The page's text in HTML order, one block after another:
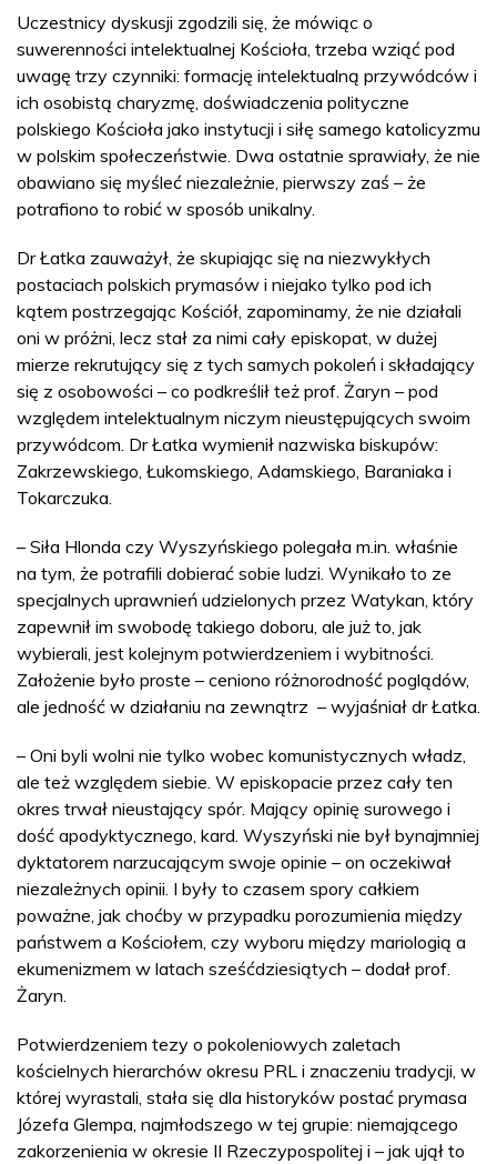
Uczestnicy dyskusji zgodzili się, że mówiąc o
suwerenności intelektualnej Kościoła, trzeba wziąć pod
uwagę trzy czynniki: formację intelektualną przywódców i
ich osobistą charyzmę, doświadczenia polityczne
polskiego Kościoła jako instytucji i siłę samego katolicyzmu
w polskim społeczeństwie. Dwa ostatnie sprawiały, że nie
obawiano się myśleć niezależnie, pierwszy zaś – że
potrafiono to robić w sposób unikalny.
Dr Łatka zauważył, że skupiając się na niezwykłych
postaciach polskich prymasów i niejako tylko pod ich
kątem postrzegając Kościół, zapominamy, że nie działali
oni w próżni, lecz stał za nimi cały episkopat, w dużej
mierze rekrutujący się z tych samych pokoleń i składający
się z osobowości – co podkreślił też prof. Żaryn – pod
względem intelektualnym niczym nieustępujących swoim
przywódcom. Dr Łatka wymienił nazwiska biskupów:
Zakrzewskiego, Łukomskiego, Adamskiego, Baraniaka i
Tokarczuka.
– Siła Hlonda czy Wyszyńskiego polegała m.in. właśnie
na tym, że potrafili dobierać sobie ludzi. Wynikało to ze
specjalnych uprawnień udzielonych przez Watykan, który
zapewnił im swobodę takiego doboru, ale już to, jak
wybierali, jest kolejnym potwierdzeniem i wybitności.
Założenie było proste – ceniono różnorodność poglądów,
ale jedność w działaniu na zewnątrz – wyjaśniał dr Łatka.
– Oni byli wolni nie tylko wobec komunistycznych władz,
ale też względem siebie. W episkopacie przez cały ten
okres trwał nieustający spór. Mający opinię surowego i
dość apodyktycznego, kard. Wyszyński nie był bynajmniej
dyktatorem narzucającym swoje opinie – on oczekiwał
niezależnych opinii. I były to czasem spory całkiem
poważne, jak choćby w przypadku porozumienia między
państwem a Kościołem, czy wyboru między mariologią a
ekumenizmem w latach sześćdziesiątych – dodał prof.
Żaryn.
Potwierdzeniem tezy o pokoleniowych zaletach
kościelnych hierarchów okresu PRL i znaczeniu tradycji, w
której wyrastali, stała się dla historyków postać prymasa
Józefa Glempa, najmłodszego w tej grupie: niemającego
zakorzenienia w okresie II Rzeczypospolitej i – jak ujął to